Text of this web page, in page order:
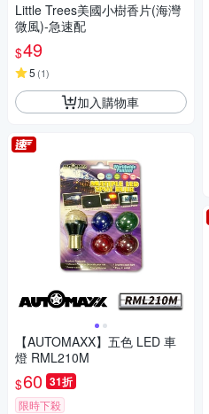
Little Trees美國小樹香片(海灣
微風)-急速配
$49
5 (1)
加入購物車
【AUTOMAXX】五色 LED 車
燈 RML210M
$60 31折
限時下殺